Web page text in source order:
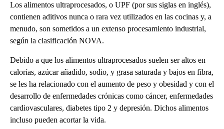
Los alimentos ultraprocesados, o UPF (por sus siglas en inglés),
contienen aditivos nunca o rara vez utilizados en las cocinas y, a
menudo, son sometidos a un extenso procesamiento industrial,
según la clasificación NOVA.
Debido a que los alimentos ultraprocesados suelen ser altos en
calorías, azúcar añadido, sodio, y grasa saturada y bajos en fibra,
se les ha relacionado con el aumento de peso y obesidad y con el
desarrollo de enfermedades crónicas como cáncer, enfermedades
cardiovasculares, diabetes tipo 2 y depresión. Dichos alimentos
incluso pueden acortar la vida.